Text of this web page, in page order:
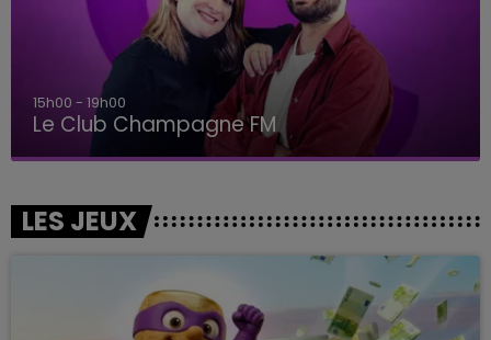
15h00 - 19h00
Le Club Champagne FM
LES JEUX